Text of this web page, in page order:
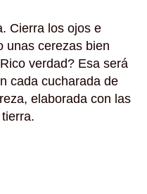
Cierra los ojos e
unas cerezas bien
verdad? Esa será
cada cucharada de
elaborada con las